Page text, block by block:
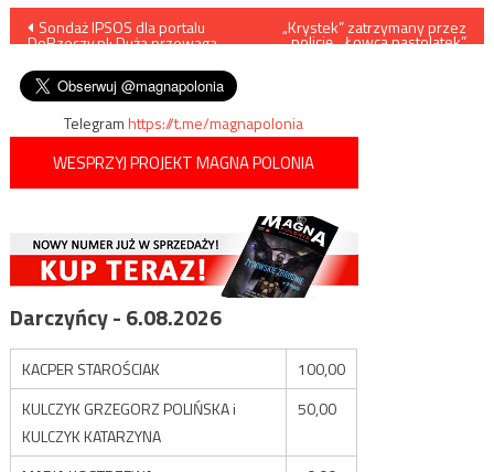
Nawigacja
wpisu
Sondaż IPSOS dla portalu
DoRzeczy.pl: Duża przewaga
„Krystek” zatrzymany przez
policję. „Łowca nastolatek”
Telegramhttps://t.me/magnapolonia
WESPRZYJ PROJEKT MAGNA POLONIA
Darczyńcy - 6.08.2026
KACPER STAROŚCIAK
100,00
KULCZYK GRZEGORZ POLIŃSKA i
KULCZYK KATARZYNA
50,00